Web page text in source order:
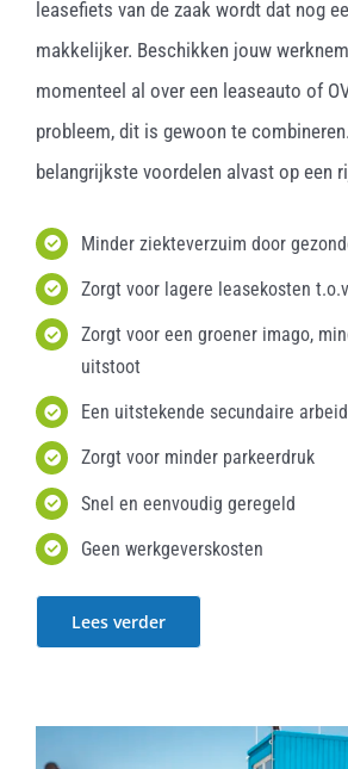
leasefiets van de zaak wordt dat nog
makkelijker. Beschikken jouw
momenteel al over een leaseauto of
probleem, dit is gewoon te
belangrijkste voordelen alvast op een
Minder ziekteverzuim door
Zorgt voor lagere leasekosten
Zorgt voor een groener imago,
uitstoot
Een uitstekende secundaire
Zorgt voor minder parkeerdruk
Snel en eenvoudig geregeld
Geen werkgeverskosten
Lees verder